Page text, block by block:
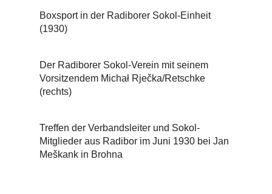
Boxsport in der Radiborer Sokol-Einheit
(1930)
Der Radiborer Sokol-Verein mit seinem
Vorsitzendem Michał Rječka/Retschke
(rechts)
Treffen der Verbandsleiter und Sokol-
Mitglieder aus Radibor im Juni 1930 bei Jan
Meškank in Brohna